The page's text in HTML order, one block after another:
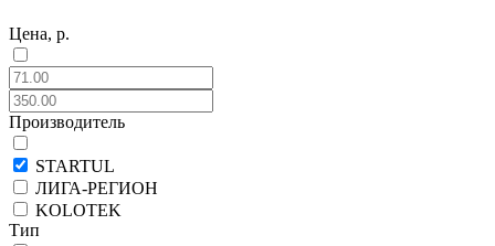
Цена, р.
Производитель
STARTUL
ЛИГА-РЕГИОН
KOLOTEK
Тип